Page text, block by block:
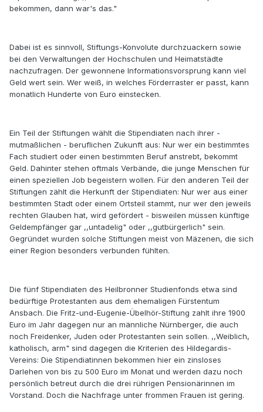
bekommen, dann war's das."
Dabei ist es sinnvoll, Stiftungs-Konvolute durchzuackern sowie
bei den Verwaltungen der Hochschulen und Heimatstädte
nachzufragen. Der gewonnene Informationsvorsprung kann viel
Geld wert sein. Wer weiß, in welches Förderraster er passt, kann
monatlich Hunderte von Euro einstecken.
Ein Teil der Stiftungen wählt die Stipendiaten nach ihrer -
mutmaßlichen - beruflichen Zukunft aus: Nur wer ein bestimmtes
Fach studiert oder einen bestimmten Beruf anstrebt, bekommt
Geld. Dahinter stehen oftmals Verbände, die junge Menschen für
einen speziellen Job begeistern wollen. Für den anderen Teil der
Stiftungen zählt die Herkunft der Stipendiaten: Nur wer aus einer
bestimmten Stadt oder einem Ortsteil stammt, nur wer den jeweils
rechten Glauben hat, wird gefördert - bisweilen müssen künftige
Geldempfänger gar ,,untadelig" oder ,,gutbürgerlich" sein.
Gegründet wurden solche Stiftungen meist von Mäzenen, die sich
einer Region besonders verbunden fühlten.
Die fünf Stipendiaten des Heilbronner Studienfonds etwa sind
bedürftige Protestanten aus dem ehemaligen Fürstentum
Ansbach. Die Fritz-und-Eugenie-Übelhör-Stiftung zahlt ihre 1900
Euro im Jahr dagegen nur an männliche Nürnberger, die auch
noch Freidenker, Juden oder Protestanten sein sollen. ,,Weiblich,
katholisch, arm" sind dagegen die Kriterien des Hildegardis-
Vereins: Die Stipendiatinnen bekommen hier ein zinsloses
Darlehen von bis zu 500 Euro im Monat und werden dazu noch
persönlich betreut durch die drei rührigen Pensionärinnen im
Vorstand. Doch die Nachfrage unter frommen Frauen ist gering.